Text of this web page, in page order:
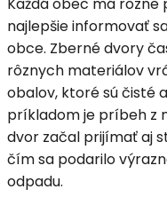
najlepšie informovať
obce. Zberné dvory
rôznych materiálov
obalov, ktoré sú čisté
príkladom je príbeh z
dvor začal prijímať aj
čím sa podarilo
odpadu.